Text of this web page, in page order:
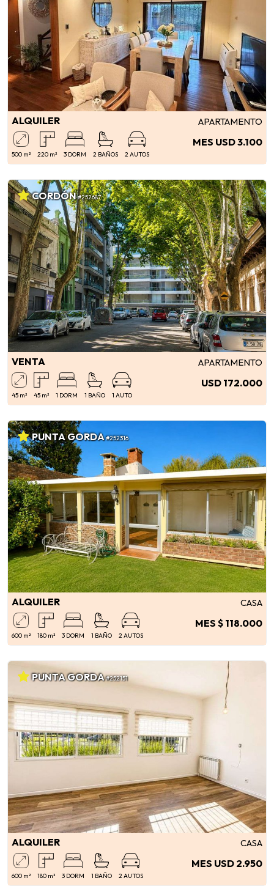
ALQUILER APARTAMENTO
500 m² 220 m² 3 DORM 2 BAÑOS 2 AUTOS
MES USD 3.100
CORDÓN#252687
VENTA APARTAMENTO
45 m² 45 m² 1 DORM 1 BAÑO 1 AUTO
USD 172.000
PUNTA GORDA#252316
ALQUILER CASA
600 m² 180 m² 3 DORM 1 BAÑO 2 AUTOS
MES $ 118.000
PUNTA GORDA#252151
ALQUILER CASA
600 m² 180 m² 3 DORM 1 BAÑO 2 AUTOS
MES USD 2.950